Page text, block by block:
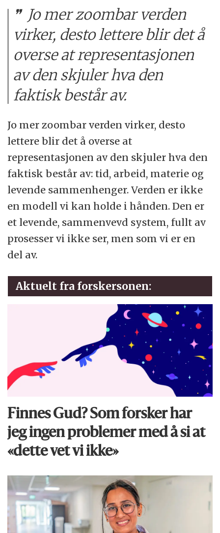
Jo mer zoombar verden
virker, desto lettere blir det å
overse at representasjonen
av den skjuler hva den
faktisk består av.
Jo mer zoombar verden virker, desto
lettere blir det å overse at
representasjonen av den skjuler hva den
faktisk består av: tid, arbeid, materie og
levende sammenhenger. Verden er ikke
en modell vi kan holde i hånden. Den er
et levende, sammenvevd system, fullt av
prosesser vi ikke ser, men som vi er en
del av.
Aktuelt fra forskersonen:
Finnes Gud? Som forsker har
jeg ingen problemer med å si at
«dette vet vi ikke»